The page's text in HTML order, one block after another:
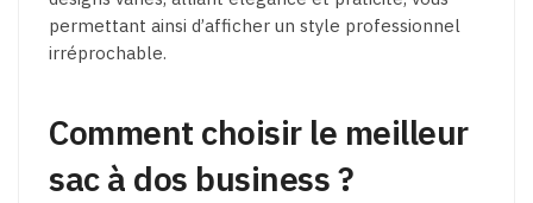
permettant ainsi d’afficher un style professionnel
irréprochable.
Comment choisir le meilleur
sac à dos business ?